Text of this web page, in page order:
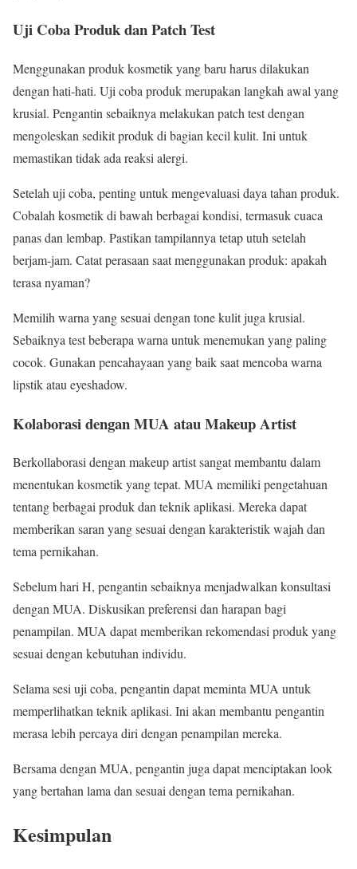
Uji Coba Produk dan Patch Test
Menggunakan produk kosmetik yang baru harus dilakukan
dengan hati-hati. Uji coba produk merupakan langkah awal yang
krusial. Pengantin sebaiknya melakukan patch test dengan
mengoleskan sedikit produk di bagian kecil kulit. Ini untuk
memastikan tidak ada reaksi alergi.
Setelah uji coba, penting untuk mengevaluasi daya tahan produk.
Cobalah kosmetik di bawah berbagai kondisi, termasuk cuaca
panas dan lembap. Pastikan tampilannya tetap utuh setelah
berjam-jam. Catat perasaan saat menggunakan produk: apakah
terasa nyaman?
Memilih warna yang sesuai dengan tone kulit juga krusial.
Sebaiknya test beberapa warna untuk menemukan yang paling
cocok. Gunakan pencahayaan yang baik saat mencoba warna
lipstik atau eyeshadow.
Kolaborasi dengan MUA atau Makeup Artist
Berkollaborasi dengan makeup artist sangat membantu dalam
menentukan kosmetik yang tepat. MUA memiliki pengetahuan
tentang berbagai produk dan teknik aplikasi. Mereka dapat
memberikan saran yang sesuai dengan karakteristik wajah dan
tema pernikahan.
Sebelum hari H, pengantin sebaiknya menjadwalkan konsultasi
dengan MUA. Diskusikan preferensi dan harapan bagi
penampilan. MUA dapat memberikan rekomendasi produk yang
sesuai dengan kebutuhan individu.
Selama sesi uji coba, pengantin dapat meminta MUA untuk
memperlihatkan teknik aplikasi. Ini akan membantu pengantin
merasa lebih percaya diri dengan penampilan mereka.
Bersama dengan MUA, pengantin juga dapat menciptakan look
yang bertahan lama dan sesuai dengan tema pernikahan.
Kesimpulan